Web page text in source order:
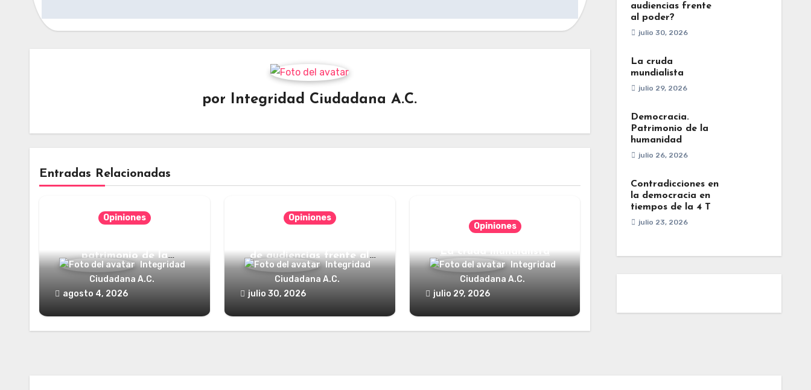
por Integridad Ciudadana A.C.
Entradas Relacionadas
Opiniones
patrimonio de la
humanidadIntegridad
Ciudadana A.C.
agosto 4, 2026
Opiniones
de audiencias frente al
poder?Integridad
Ciudadana A.C.
julio 30, 2026
Opiniones
La cruda mundialista
Integridad
Ciudadana A.C.
julio 29, 2026
audiencias frente
al poder?
julio 30, 2026
La cruda
mundialista
julio 29, 2026
Democracia.
Patrimonio de la
humanidad
julio 26, 2026
Contradicciones en
la democracia en
tiempos de la 4 T
julio 23, 2026